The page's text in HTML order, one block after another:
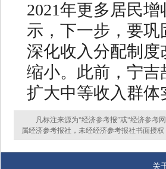
2021年更多居民
示，下一步，要
深化收入分配制
缩小。此前，宁吉
扩大中等收入群体
凡标注来源为“经济参考报”或“经济参考网
属经济参考报社，未经经济参考报社书面授权
关